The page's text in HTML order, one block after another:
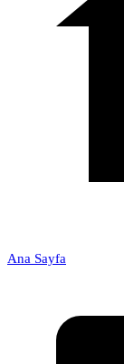
Ana Sayfa